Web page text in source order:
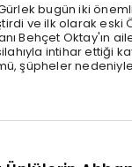
bugün iki önemli
ve ilk olarak eski
Behçet Oktay'ın
intihar ettiği
şüpheler